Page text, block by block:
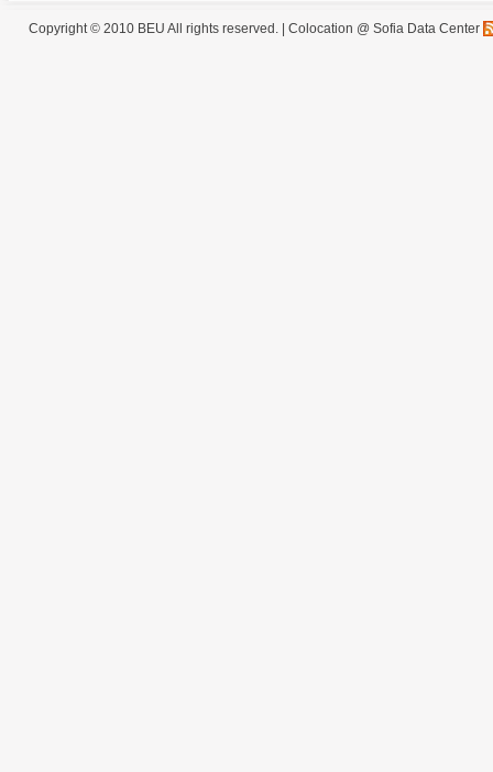
Copyright © 2010 BEU All rights reserved. | Colocation @ Sofia Data Center